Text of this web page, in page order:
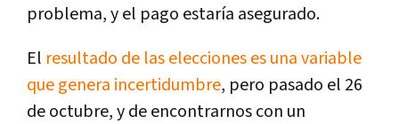
problema, y el pago estaría asegurado.
El resultado de las elecciones es una variable
que genera incertidumbre, pero pasado el 26
de octubre, y de encontrarnos con un